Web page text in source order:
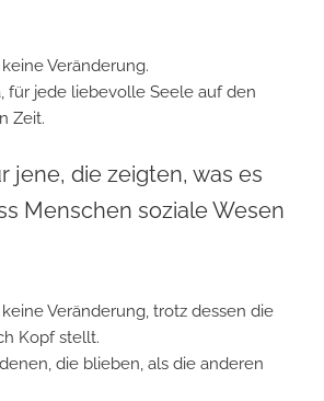
Veränderung.
für jede liebevolle Seele auf den
Zeit.
jene, die zeigten, was es
Menschen soziale Wesen
Veränderung, trotz dessen die
Kopf stellt.
die blieben, als die anderen